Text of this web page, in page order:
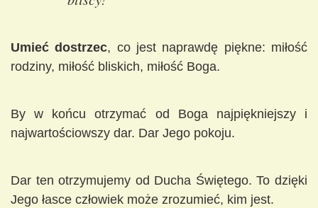
Umieć dostrzec, co jest naprawdę piękne: miłość
rodziny, miłość bliskich, miłość Boga.
By w końcu otrzymać od Boga najpiękniejszy i
najwartościowszy dar. Dar Jego pokoju.
Dar ten otrzymujemy od Ducha Świętego. To dzięki
Jego łasce człowiek może zrozumieć, kim jest.